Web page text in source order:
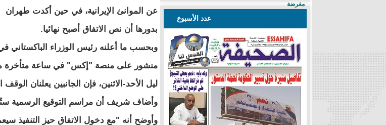
مغرضة
عدد الأسبوع
عن الموانئ الإيرانية، في حين أكدت طهران
بدورها أن نص الاتفاق أصبح نهائيا.
وبحسب ما أعلنه رئيس الوزراء الباكستاني
منشور على منصة "إكس" في ساعة متأخرة
ليل الأحد-الاثنين، فإن الجانبين يعلنان
وأضاف شريف أن مراسم التوقيع الرسمية ستُعقد في
وأوضح أنه "مع دخول الاتفاق حيز التنفيذ